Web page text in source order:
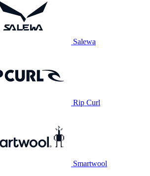
Salewa
Rip Curl
Smartwool